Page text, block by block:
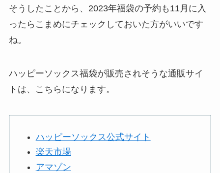
そうしたことから、2023年福袋の予約も11月に入
ったらこまめにチェックしておいた方がいいです
ね。
ハッピーソックス福袋が販売されそうな通販サイ
トは、こちらになります。
ハッピーソックス公式サイト
楽天市場
アマゾン